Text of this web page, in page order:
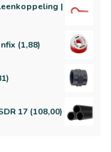
|
(1,88)
17 (108,00)